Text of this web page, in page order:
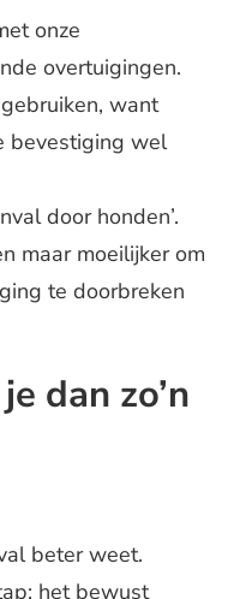
onze
overtuigingen.
want
bevestiging wel
door honden’.
maar moeilijker om
te doorbreken
dan zo’n
beter weet.
het bewust